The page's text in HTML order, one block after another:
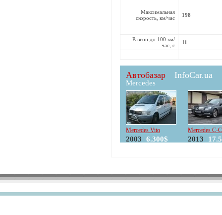
Максимальная
скорость, км/час
198
Разгон до 100 км/
час, с
11
Автобазар InfoCar.ua
Mercedes
Mercedes Vito
2003 6.300$
Mercedes C-
2013